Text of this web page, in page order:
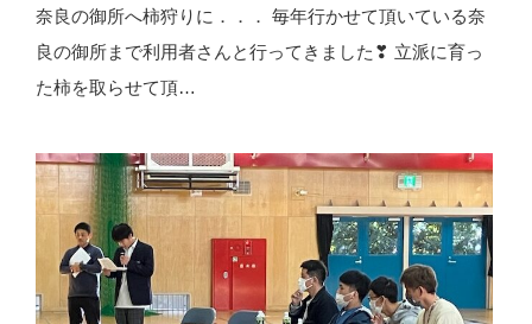
奈良の御所へ柿狩りに．．． 毎年行かせて頂いている奈
良の御所まで利用者さんと行ってきました❣ 立派に育っ
た柿を取らせて頂…